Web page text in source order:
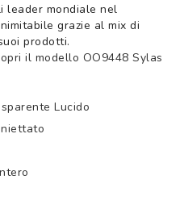
leader mondiale nel
grazie al mix di
prodotti.
il modello OO9448 Sylas
Lucido